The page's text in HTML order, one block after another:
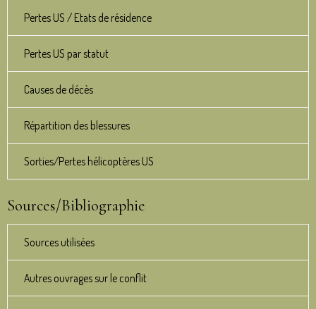
Pertes US / Etats de résidence
Pertes US par statut
Causes de décès
Répartition des blessures
Sorties/Pertes hélicoptères US
Sources/Bibliographie
Sources utilisées
Autres ouvrages sur le conflit